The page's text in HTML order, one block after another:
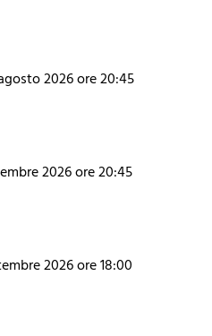
2026 ore 20:45
2026 ore 20:45
2026 ore 18:00